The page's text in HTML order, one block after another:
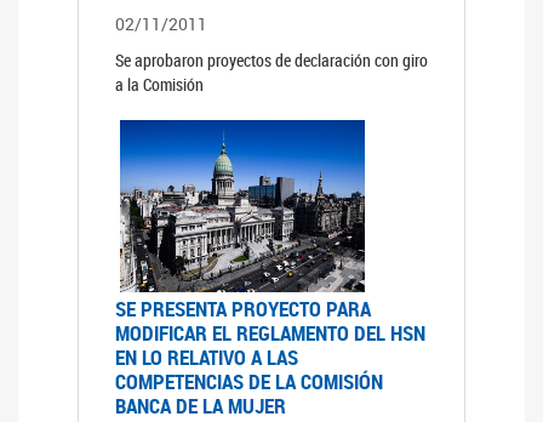
02/11/2011
Se aprobaron proyectos de declaración con giro
a la Comisión
SE PRESENTA PROYECTO PARA
MODIFICAR EL REGLAMENTO DEL HSN
EN LO RELATIVO A LAS
COMPETENCIAS DE LA COMISIÓN
BANCA DE LA MUJER